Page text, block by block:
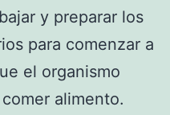
y preparar los
para comenzar a
el organismo
alimento.